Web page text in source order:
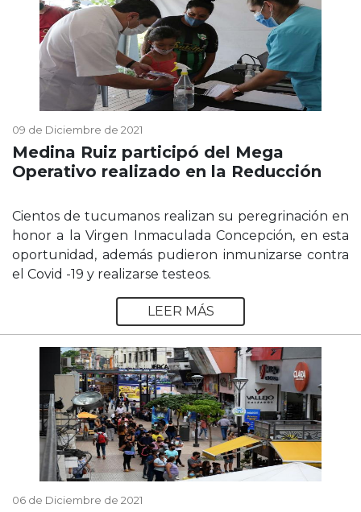
09 de Diciembre de 2021
Medina Ruiz participó del Mega
Operativo realizado en la Reducción
Cientos de tucumanos realizan su peregrinación en
honor a la Virgen Inmaculada Concepción, en esta
oportunidad, además pudieron inmunizarse contra
el Covid -19 y realizarse testeos.
LEER MÁS
06 de Diciembre de 2021